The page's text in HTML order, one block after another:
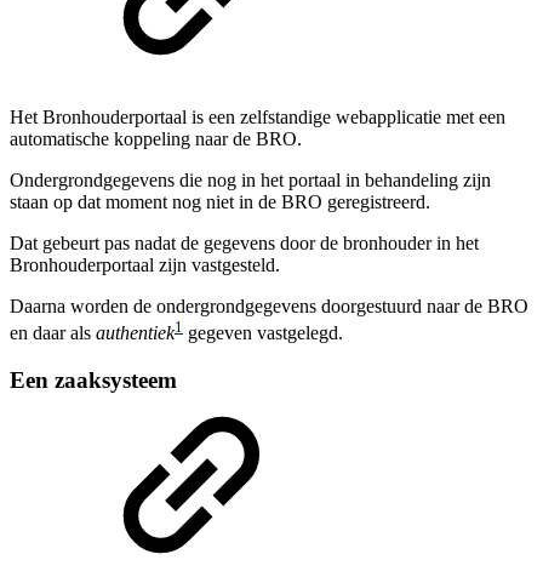
Het Bronhouderportaal is een zelfstandige webapplicatie met een
automatische koppeling naar de BRO.
Ondergrondgegevens die nog in het portaal in behandeling zijn
staan op dat moment nog niet in de BRO geregistreerd.
Dat gebeurt pas nadat de gegevens door de bronhouder in het
Bronhouderportaal zijn vastgesteld.
Daarna worden de ondergrondgegevens doorgestuurd naar de BRO
en daar als authentiek1 gegeven vastgelegd.
Een zaaksysteem